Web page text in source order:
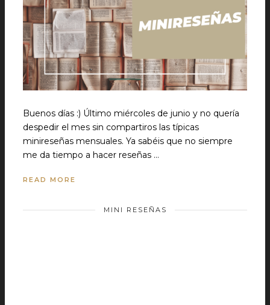
Buenos días :) Último miércoles de junio y no quería
despedir el mes sin compartiros las típicas
minireseñas mensuales. Ya sabéis que no siempre
me da tiempo a hacer reseñas …
READ MORE
MINI RESEÑAS